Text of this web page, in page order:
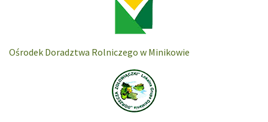
Ośrodek Doradztwa Rolniczego w Minikowie